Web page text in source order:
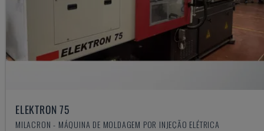
ELEKTRON 75
MILACRON - MÁQUINA DE MOLDAGEM POR INJEÇÃO ELÉTRICA